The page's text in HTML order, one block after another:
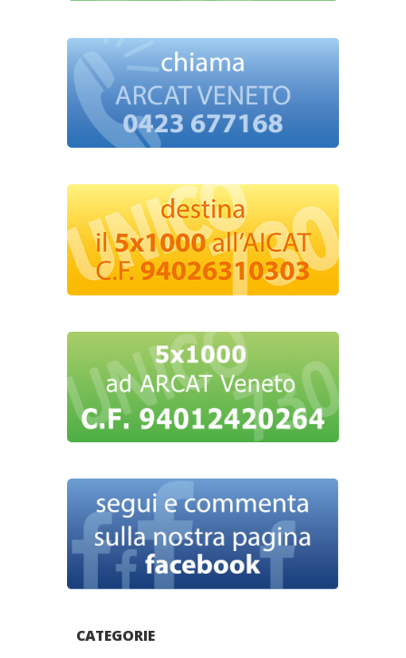
CATEGORIE